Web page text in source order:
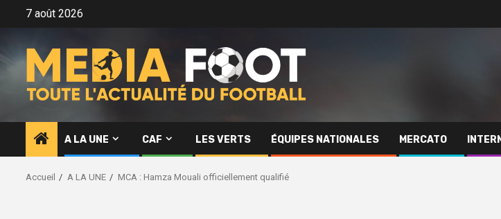
7 août 2026
A LA UNE CAF LES VERTS ÉQUIPES NATIONALES MERCATO
Accueil A LA UNE MCA : Hamza Mouali officiellement qualifié